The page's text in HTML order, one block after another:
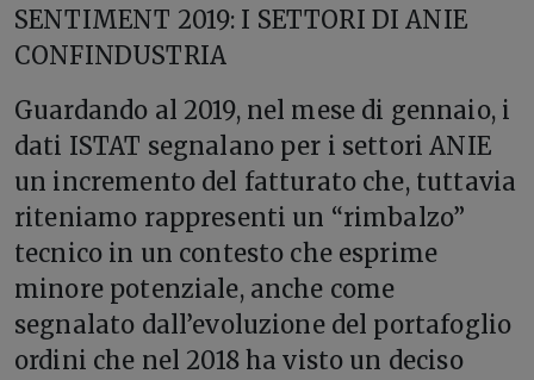
SENTIMENT 2019: I SETTORI DI ANIE
CONFINDUSTRIA
Guardando al 2019, nel mese di gennaio, i
dati ISTAT segnalano per i settori ANIE
un incremento del fatturato che, tuttavia
riteniamo rappresenti un “rimbalzo”
tecnico in un contesto che esprime
minore potenziale, anche come
segnalato dall’evoluzione del portafoglio
ordini che nel 2018 ha visto un deciso